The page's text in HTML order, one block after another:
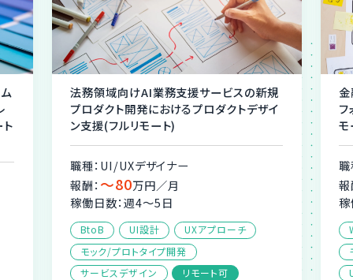
法務領域向けAI業務支援サービスの新規
プロダクト開発におけるプロダクトデザイ
ン支援(フルリモート)
職種：UI/UXデザイナー
報酬： 〜80万円／月
稼働日数：週4〜5日
BtoB UI設計
UXアプローチ
モック/プロトタイプ開発
サービスデザイン
リモート可
モ
報